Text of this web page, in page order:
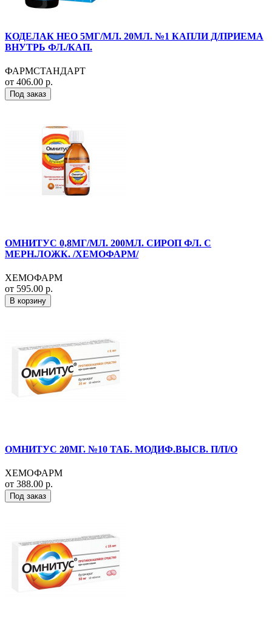
КОДЕЛАК НЕО 5МГ/МЛ. 20МЛ. №1 КАПЛИ Д/ПРИЕМА
ВНУТРЬ ФЛ./КАП.
ФАРМСТАНДАРТ
от 406.00 р.
Под заказ
ОМНИТУС 0,8МГ/МЛ. 200МЛ. СИРОП ФЛ. С
МЕРН.ЛОЖК. /ХЕМОФАРМ/
ХЕМОФАРМ
от 595.00 р.
В корзину
ОМНИТУС 20МГ. №10 ТАБ. МОДИФ.ВЫСВ. П/П/О
ХЕМОФАРМ
от 388.00 р.
Под заказ